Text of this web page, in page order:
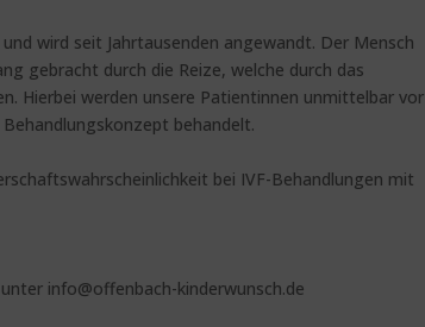
wird seit Jahrtausenden angewandt. Der Mensch
gebracht durch die Reize, welche durch das
Hierbei werden unsere Patientinnen unmittelbar vor
behandelt.
bei IVF-Behandlungen mit
info@offenbach-kinderwunsch.de